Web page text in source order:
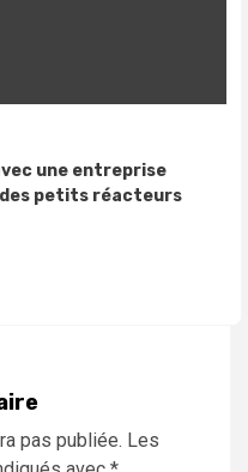
une entreprise
petits réacteurs
pas publiée. Les